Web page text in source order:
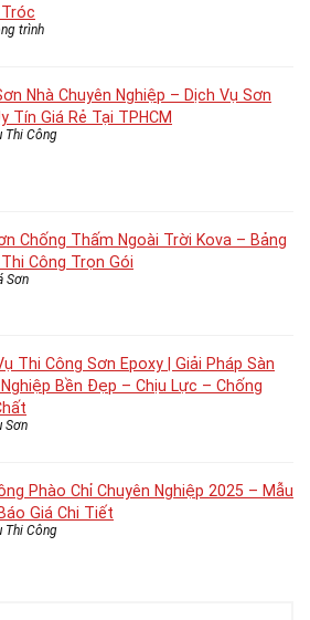
trình
Nhà Chuyên Nghiệp – Dịch Vụ Sơn
Tín Giá Rẻ Tại TPHCM
Thi Công
Chống Thấm Ngoài Trời Kova – Bảng
Công Trọn Gói
Sơn
Thi Công Sơn Epoxy | Giải Pháp Sàn
Bền Đẹp – Chịu Lực – Chống
Sơn
Phào Chỉ Chuyên Nghiệp 2025 – Mẫu
Giá Chi Tiết
Thi Công